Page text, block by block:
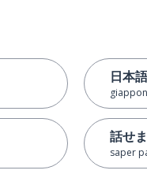
日本語
話せ
saper